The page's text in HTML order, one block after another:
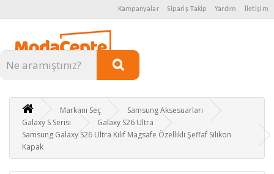
Kampanyalar Sipariş Takip Yardım İletişim
Kategoriler
Markanı Seç
Samsung Aksesuarları
Galaxy S Serisi
Galaxy S26 Ultra
Samsung Galaxy S26 Ultra Kılıf Magsafe Özellikli Şeffaf Silikon
Kapak